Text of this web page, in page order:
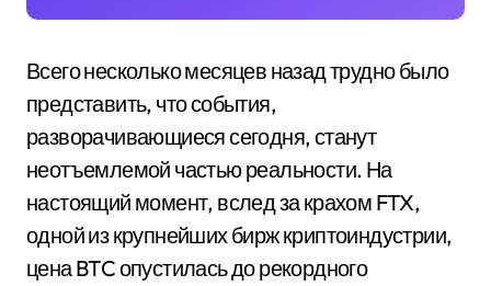
Всего несколько месяцев назад трудно было
представить, что события,
разворачивающиеся сегодня, станут
неотъемлемой частью реальности. На
настоящий момент, вслед за крахом FTX,
одной из крупнейших бирж криптоиндустрии,
цена BTC опустилась до рекордного